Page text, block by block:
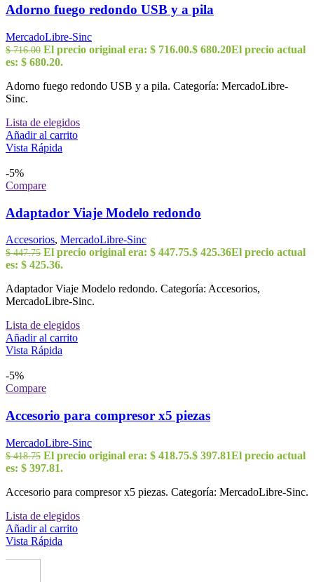
Adorno fuego redondo USB y a pila
MercadoLibre-Sinc
$716.00 El precio original era: $ 716.00.$ 680.20El precio actual
es: $ 680.20.
Adorno fuego redondo USB y a pila. Categoría: MercadoLibre-
Sinc.
Lista de elegidos
Añadir al carrito
Vista Rápida
-5%
Compare
Adaptador Viaje Modelo redondo
Accesorios, MercadoLibre-Sinc
$447.75 El precio original era: $ 447.75.$ 425.36El precio actual
es: $ 425.36.
Adaptador Viaje Modelo redondo. Categoría: Accesorios,
MercadoLibre-Sinc.
Lista de elegidos
Añadir al carrito
Vista Rápida
-5%
Compare
Accesorio para compresor x5 piezas
MercadoLibre-Sinc
$418.75 El precio original era: $ 418.75.$ 397.81El precio actual
es: $ 397.81.
Accesorio para compresor x5 piezas. Categoría: MercadoLibre-Sinc.
Lista de elegidos
Añadir al carrito
Vista Rápida